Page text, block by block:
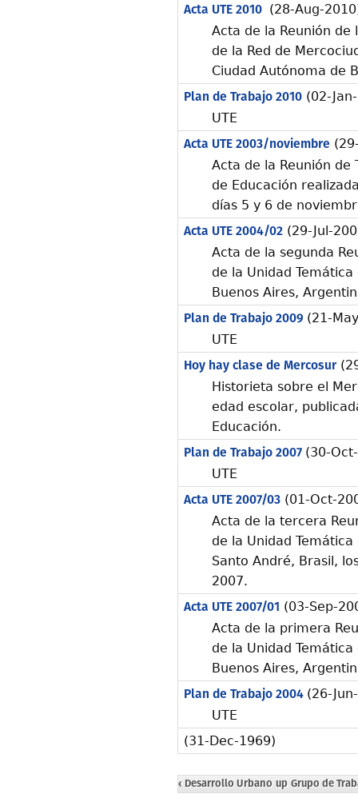
Acta UTE 2010 (28-Aug-
Acta de la Reunión de
de la Red de
Ciudad Autónoma de
Plan de Trabajo 2010(02-
UTE
Acta UTE 2003/noviembre
Acta de la Reunión de
de Educación
días 5 y 6 de
Acta UTE 2004/02(29-Jul-
Acta de la segunda
de la Unidad
Buenos Aires,
Plan de Trabajo 2009 (21-
UTE
Hoy hay clase de Mercosur
Historieta sobre el
edad escolar,
Educación.
Plan de Trabajo 2007 (30-
UTE
Acta UTE 2007/03(01-Oct-
Acta de la tercera
de la Unidad
Santo André, Brasil,
2007.
Acta UTE 2007/01 (03-Sep-
Acta de la primera
de la Unidad
Buenos Aires,
Plan de Trabajo 2004 (26-
UTE
(31-Dec-1969)
‹ Desarrollo Urbano up Grupo de